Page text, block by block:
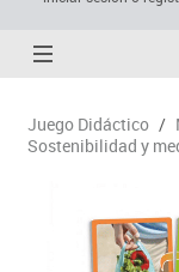
Juego Didáctico /
Sostenibilidad y